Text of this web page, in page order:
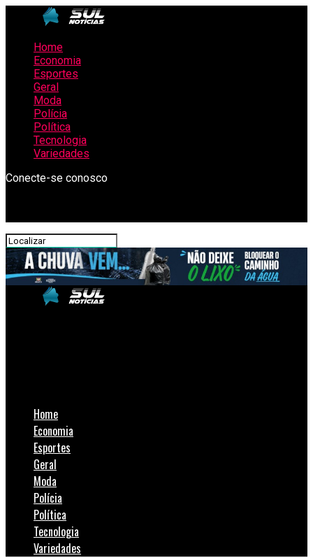
Home
Economia
Esportes
Geral
Moda
Polícia
Política
Tecnologia
Variedades
Conecte-se conosco
Home
Economia
Esportes
Geral
Moda
Polícia
Política
Tecnologia
Variedades